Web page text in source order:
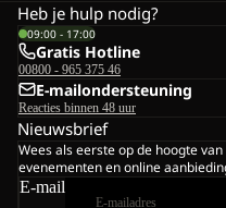
Heb je hulp nodig?
09:00 - 17:00
Gratis Hotline
00800 - 965 375 46
E-mailondersteuning
Reacties binnen 48 uur
Nieuwsbrief
Wees als eerste op de hoogte
evenementen en online
E-mail